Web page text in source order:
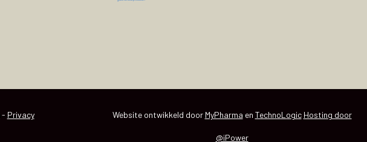
- Privacy Website ontwikkeld door MyPharma en TechnoLogic Hosting door
@iPower